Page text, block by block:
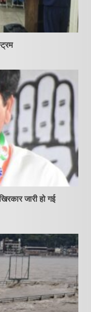
जारी हो गई